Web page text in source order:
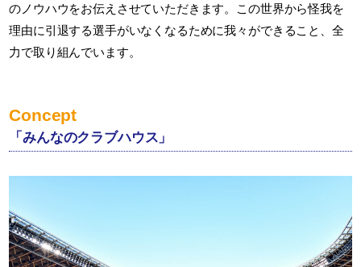
のノウハウをお伝えさせていただきます。この世界から怪我を
理由に引退する選手がいなくなるために我々ができること、全
力で取り組んでいます。
Concept
「みんなのクラブハウス」